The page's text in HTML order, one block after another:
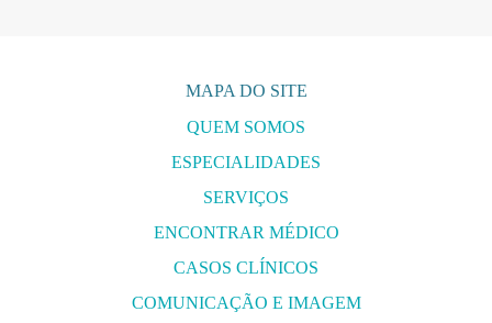
MAPA DO SITE
QUEM SOMOS
ESPECIALIDADES
SERVIÇOS
ENCONTRAR MÉDICO
CASOS CLÍNICOS
COMUNICAÇÃO E IMAGEM